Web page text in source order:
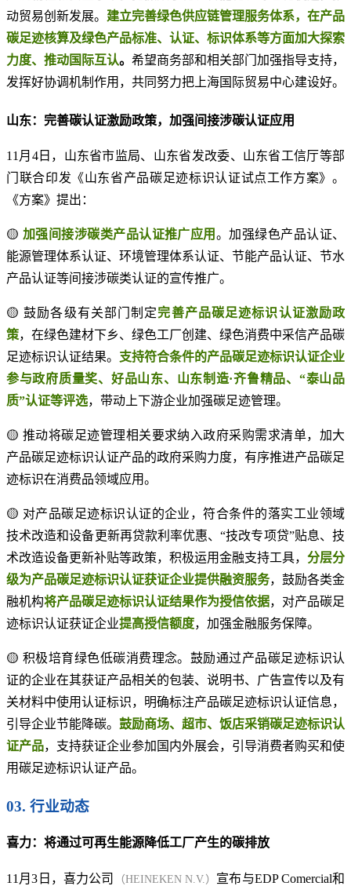
动贸易创新发展。 建立完善绿色供应链管理服务体系，在产品
碳足迹核算及绿色产品标准、认证、标识体系等方面加大探索
力度、推动国际互认。 希望商务部和相关部门加强指导支持，
发挥好协调机制作用，共同努力把上海国际贸易中心建设好。
山东：完善碳认证激励政策，加强间接涉碳认证应用
11月4日，山东省市监局、山东省发改委、山东省工信厅等部
门联合印发《山东省产品碳足迹标识认证试点工作方案》。
《方案》提出：
🟡 加强间接涉碳类产品认证推广应用 。加强绿色产品认证、
能源管理体系认证、环境管理体系认证、节能产品认证、节水
产品认证等间接涉碳类认证的宣传推广。
🟡 鼓励各级有关部门制定完善产品碳足迹标识认证激励政
策，在绿色建材下乡、绿色工厂创建、绿色消费中采信产品碳
足迹标识认证结果。 支持符合条件的产品碳足迹标识认证企业
参与政府质量奖、好品山东、山东制造·齐鲁精品、“泰山品
质”认证等评选，带动上下游企业加强碳足迹管理。
🟡 推动将碳足迹管理相关要求纳入政府采购需求清单，加大
产品碳足迹标识认证产品的政府采购力度，有序推进产品碳足
迹标识在消费品领域应用。
🟡 对产品碳足迹标识认证的企业，符合条件的落实工业领域
技术改造和设备更新再贷款利率优惠、“技改专项贷”贴息、技
术改造设备更新补贴等政策，积极运用金融支持工具， 分层分
级为产品碳足迹标识认证获证企业提供融资服务，鼓励各类金
融机构将产品碳足迹标识认证结果作为授信依据，对产品碳足
迹标识认证获证企业提高授信额度，加强金融服务保障。
🟡 积极培育绿色低碳消费理念。鼓励通过产品碳足迹标识认
证的企业在其获证产品相关的包装、说明书、广告宣传以及有
关材料中使用认证标识，明确标注产品碳足迹标识认证信息，
引导企业节能降碳。 鼓励商场、超市、饭店采销碳足迹标识认
证产品，支持获证企业参加国内外展会，引导消费者购买和使
用碳足迹标识认证产品。
03. 行业动态
喜力：将通过可再生能源降低工厂产生的碳排放
11月3日，喜力公司 （HEINEKEN N.V.） 宣布与EDP Comercial和